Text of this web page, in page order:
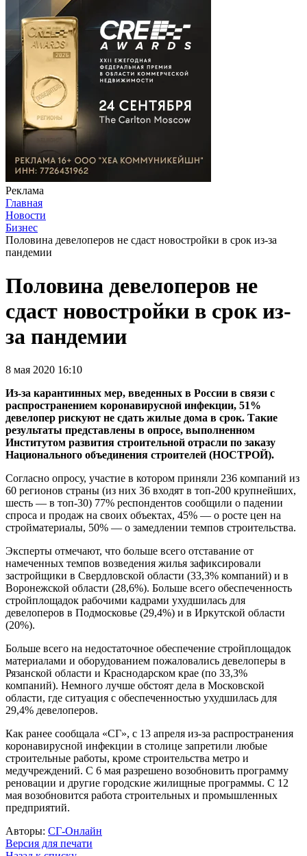
Реклама
Главная
Новости
Бизнес
Половина девелоперов не сдаст новостройки в срок из-за
пандемии
Половина девелоперов не
сдаст новостройки в срок из-
за пандемии
8 мая 2020 16:10
Из-за карантинных мер, введенных в России в связи с
распространением коронавирусной инфекции, 51%
девелопер рискуют не сдать жилые дома в срок. Такие
результаты представлены в опросе, выполненном
Институтом развития строительной отрасли по заказу
Национального объединения строителей (НОСТРОЙ).
Согласно опросу, участие в котором приняли 236 компаний из
60 регионов страны (из них 36 входят в топ-200 крупнейших,
шесть — в топ-30) 77% респондентов сообщили о падении
спроса и продаж на своих объектах, 45% — о росте цен на
стройматериалы, 50% — о замедлении темпов строительства.
Эксперты отмечают, что больше всего отставание от
намеченных темпов возведения жилья зафиксировали
застройщики в Свердловской области (33,3% компаний) и в
Воронежской области (28,6%). Больше всего обеспеченность
стройплощадок рабочими кадрами ухудшилась для
девелоперов в Подмосковье (29,4%) и в Иркутской области
(20%).
Больше всего на недостаточное обеспечение стройплощадок
материалами и оборудованием пожаловались девелоперы в
Рязанской области и Краснодарском крае (по 33,3%
компаний). Немного лучше обстоят дела в Московской
области, где ситуация с обеспеченностью ухудшилась для
29,4% девелоперов.
Как ранее сообщала «СГ», с 13 апреля из-за распространения
коронавирусной инфекции в столице запретили любые
строительные работы, кроме строительства метро и
медучреждений. С 6 мая разрешено возобновить программу
реновации и другие городские жилищные программы. С 12
мая возобновится работа строительных и промышленных
предприятий.
Авторы: СГ-Онлайн
Версия для печати